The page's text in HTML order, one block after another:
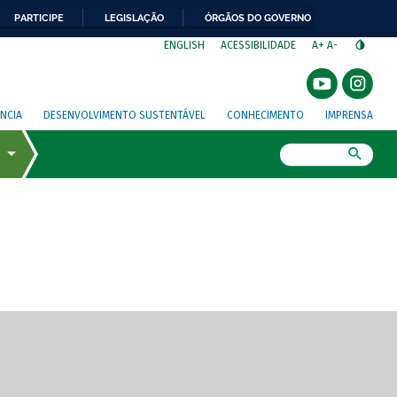
PARTICIPE LEGISLAÇÃO ÓRGÃOS DO GOVERNO
ENGLISH ACESSIBILIDADE A+ A-
DESENVOLVIMENTO SUSTENTÁVEL CONHECIMENTO IMPRENSA